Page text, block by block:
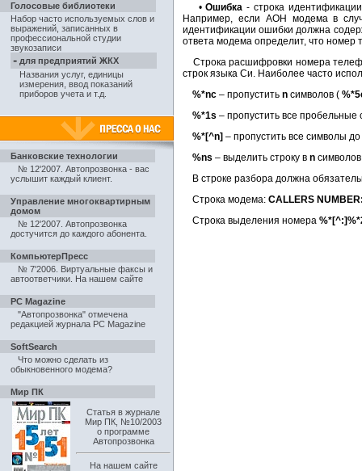
Голосовые библиотеки
Набор часто используемых слов и
выражений, записанных в
профессиональной студии
звукозаписи
- для предприятий ЖКХ
Названия услуг, единицы
измерения, ввод показаний
приборов учета и т.д.
Банковские технологии
№ 12'2007. Автопрозвонка - вас
услышит каждый клиент.
Управление многоквартирным
домом
№ 12'2007. Автопрозвонка
достучится до каждого абонента
КомпьютерПресс
№ 7'2006. Виртуальные факсы и
автоответчики На нашем сайте
PC Magazine
"Автопрозвонка" отмечена
редакцией журнала PC Magazine
SoftSearch
Что можно сделать из
обыкновенного модема?
Мир ПК
Статья в журнале
Мир ПК, №10/2003
о программе
Автопрозвонка
На нашем сайте
•Ошибка - строка
Например, если АОН модема в
идентификации ошибки должна
ответа модема определит, что
Строка расшифровки номера
строк языка Си. Наиболее часто
%*nc – пропустить n символов (
%*1s – пропустить все пробельные
%*[^n] – пропустить все символы
%ns – выделить строку в n
В строке разбора должна
Строка модема: CALLERS
Строка выделения номера